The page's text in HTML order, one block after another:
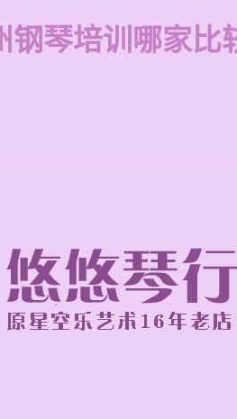
钢琴培训哪家比